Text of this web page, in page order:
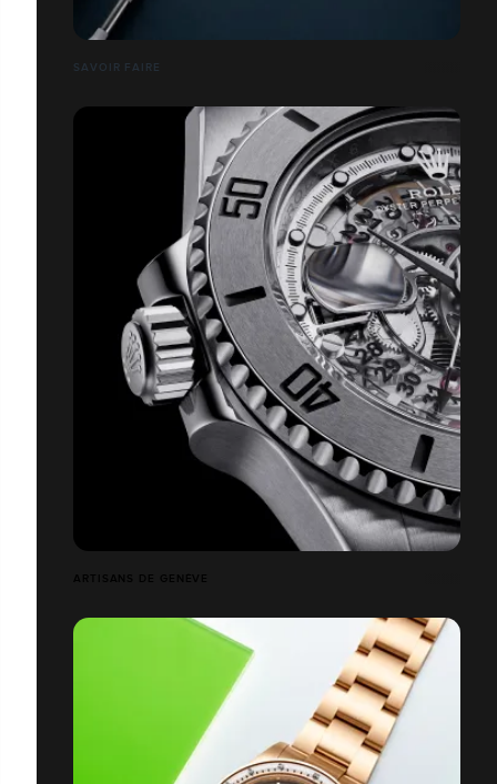
SAVOIR FAIRE
ARTISANS DE GENÈVE